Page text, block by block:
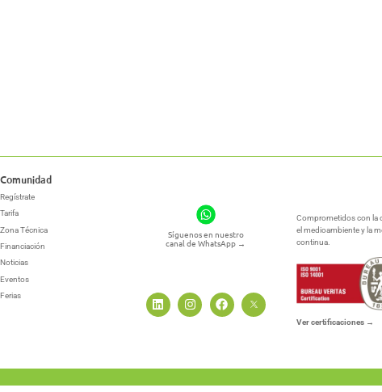
Comunidad
Regístrate
Tarifa
Zona Técnica
Financiación
Noticias
Eventos
Ferias
Síguenos en nuestro
canal de WhatsApp →
Comprometidos con la
el medioambiente y la
continua.
Ver certificaciones →